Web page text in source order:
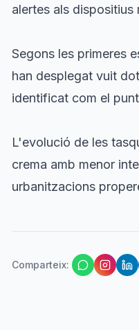
alertes als
Segons les primeres
han desplegat vuit
identificat com el
L'evolució de les
crema amb menor
urbanitzacions
Comparteix: